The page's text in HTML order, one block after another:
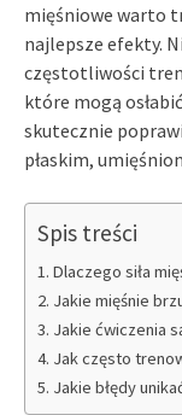
mięśniowe warto
najlepsze efekty.
częstotliwości
które mogą
skutecznie
płaskim,
Spis treści
Dlaczego siła
Jakie mięśnie
Jakie ćwiczenia
Jak często
Jakie błędy